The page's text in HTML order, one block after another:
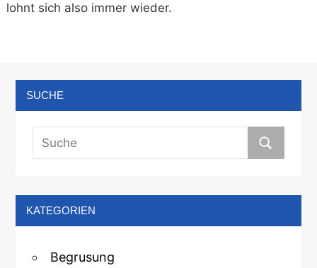
lohnt sich also immer wieder.
SUCHE
KATEGORIEN
Begrusung